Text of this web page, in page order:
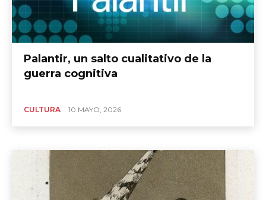
Palantir, un salto cualitativo de la
guerra cognitiva
CULTURA 10 MAYO, 2026